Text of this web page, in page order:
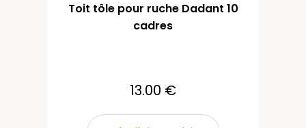
Toit tôle pour ruche Dadant 10
cadres
13.00 €